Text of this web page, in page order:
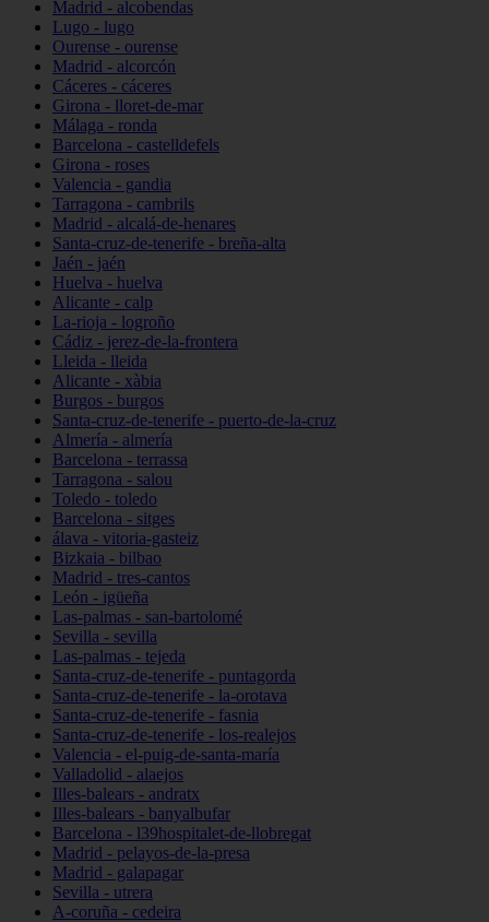
Madrid - alcobendas
Lugo - lugo
Ourense - ourense
Madrid - alcorcón
Cáceres - cáceres
Girona - lloret-de-mar
Málaga - ronda
Barcelona - castelldefels
Girona - roses
Valencia - gandia
Tarragona - cambrils
Madrid - alcalá-de-henares
Santa-cruz-de-tenerife - breña-alta
Jaén - jaén
Huelva - huelva
Alicante - calp
La-rioja - logroño
Cádiz - jerez-de-la-frontera
Lleida - lleida
Alicante - xàbia
Burgos - burgos
Santa-cruz-de-tenerife - puerto-de-la-cruz
Almería - almería
Barcelona - terrassa
Tarragona - salou
Toledo - toledo
Barcelona - sitges
álava - vitoria-gasteiz
Bizkaia - bilbao
Madrid - tres-cantos
León - igüeña
Las-palmas - san-bartolomé
Sevilla - sevilla
Las-palmas - tejeda
Santa-cruz-de-tenerife - puntagorda
Santa-cruz-de-tenerife - la-orotava
Santa-cruz-de-tenerife - fasnia
Santa-cruz-de-tenerife - los-realejos
Valencia - el-puig-de-santa-maría
Valladolid - alaejos
Illes-balears - andratx
Illes-balears - banyalbufar
Barcelona - l39hospitalet-de-llobregat
Madrid - pelayos-de-la-presa
Madrid - galapagar
Sevilla - utrera
A-coruña - cedeira